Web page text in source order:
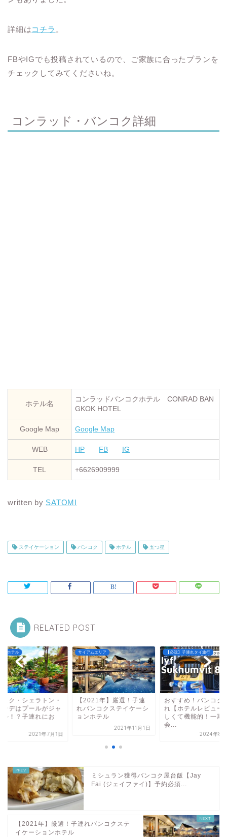
詳細はコチラ 。
FBやIGでも投稿されているので、ご家族に合ったプランを
チェックしてみてくださいね。
コンラッド・バンコク詳細
ホテル名
コンラッドバンコクホテル CONRAD BAN
GKOK HOTEL
Google Map Google Map
WEB HP FB IG
TEL +6626909999
written by SATOMI
ステイケーション バンコク ホテル 五つ星
RELATED POST
クホテル
コク・シェラトン・
ンデはプールがジャ
ル！？子連れにお
2021年7月1日
サイアムエリア
【2021年】厳選！子連
れバンコクステイケーシ
ョンホテル
2021年11月1日
【必読】子連れタイ旅行
おすすめ！バンコク
れ【ホテルレビュー
しくて機能的！一期
会...
2024年8
ミシュラン獲得バンコク屋台飯【Jay
Fai (ジェイファイ)】予約必須...
【2021年】厳選！子連れバンコクステ
イケーションホテル